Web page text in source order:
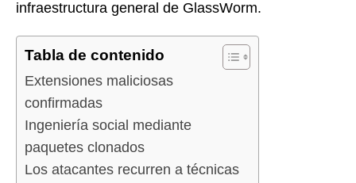
infraestructura general de GlassWorm.
Tabla de contenido
Extensiones maliciosas
confirmadas
Ingeniería social mediante
paquetes clonados
Los atacantes recurren a técnicas